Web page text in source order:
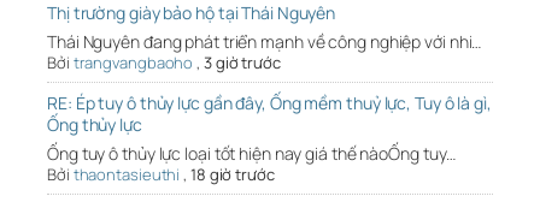
Thị trường giày bảo hộ tại Thái Nguyên
Thái Nguyên đang phát triển mạnh về công nghiệp với nhi…
Bởi trangvangbaoho , 3 giờ trước
RE: Ép tuy ô thủy lực gần đây, Ống mềm thuỷ lực, Tuy ô là gì,
Ống thủy lực
Ống tuy ô thủy lực loại tốt hiện nay giá thế nàoỐng tuy…
Bởi thaontasieuthi , 18 giờ trước